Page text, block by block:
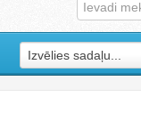
Izvēlies sadaļu...